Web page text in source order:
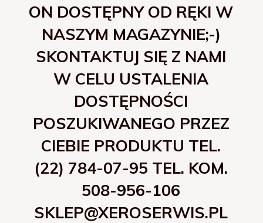
ON DOSTĘPNY OD RĘKI W
NASZYM MAGAZYNIE;-)
SKONTAKTUJ SIĘ Z NAMI
W CELU USTALENIA
DOSTĘPNOŚCI
POSZUKIWANEGO PRZEZ
CIEBIE PRODUKTU TEL.
(22) 784-07-95 TEL. KOM.
508-956-106
SKLEP@XEROSERWIS.PL